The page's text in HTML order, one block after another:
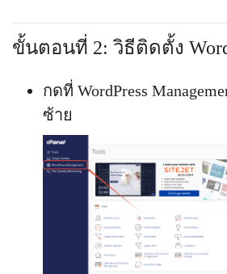
ขั้นตอนที่ 2: วิธีติดตั้ง
กดที่ WordPress
ซ้าย